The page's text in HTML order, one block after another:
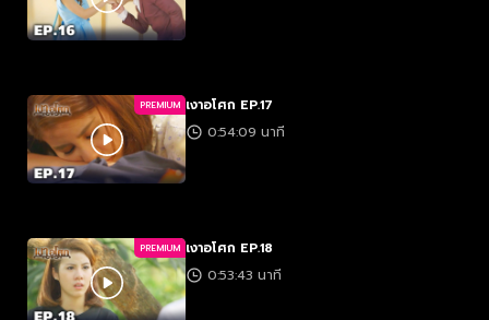
PREMIUM เงาอโศก EP.17
0:54:09 นาที
PREMIUM เงาอโศก EP.18
0:53:43 นาที